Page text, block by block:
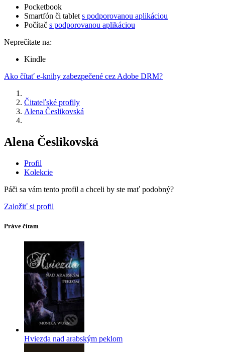
Pocketbook
Smartfón či tablet s podporovanou aplikáciou
Počítač s podporovanou aplikáciou
Neprečítate na:
Kindle
Ako čítať e-knihy zabezpečené cez Adobe DRM?
Čitateľské profily
Alena Česlikovská
Alena Česlikovská
Profil
Kolekcie
Páči sa vám tento profil a chceli by ste mať podobný?
Založiť si profil
Práve čítam
Hviezda nad arabským peklom